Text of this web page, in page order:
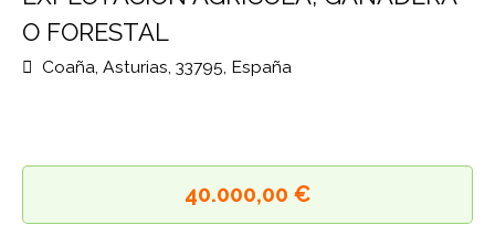
EXTENSA PRADERA PARA
EXPLOTACIÓN AGRÍCOLA, GANADERA
40.000,00 €